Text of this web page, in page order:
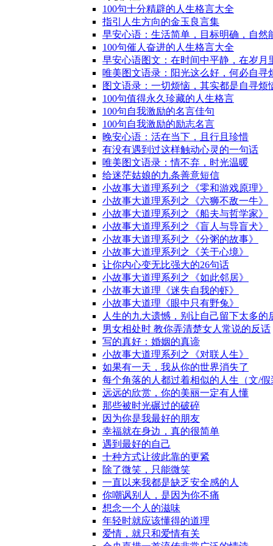
100句十分精辟的人生格言大全
指引人生方向的金玉良言集
早安心语：生活简单，目标明确，自然
100句催人奋进的人生格言大全
早安心语图文：在时间中平静，在岁月
唯美图文语录：阳光这么好，何必自寻
图文语录：一切烦恼，其实都是自寻烦
100句值得永久珍藏的人生格言
100句自我激励的名言佳句
100句自我激励的励志名言
晚安心语：活在当下，且行且珍惜
有没有遇到过这样触动心灵的一句话
唯美图文语录：情不弃，时光温暖
给迷茫姑娘的九条善意短信
小故事大道理系列之《零和游戏原理》
小故事大道理系列之《六狮不敌一牛》
小故事大道理系列之《船夫与哲学家》
小故事大道理系列之《盲人与导盲犬》
小故事大道理系列之《分粥的故事》
小故事大道理系列之《关于心境》
让你内心变无比强大的26句话
小故事大道理系列之《如此邻居》
小故事大道理《迷失自我的虾》
小故事大道理《眼中只有野兔》
人生的九大遗憾，别让自己留下太多的
男女相处时 教你弄清楚女人常说的反话
写的真好：婚姻的真谛
小故事大道理系列之《对联人生》
如果有一天，我从你的世界消失了
每个角落的人都过着相似的人生（文/假
远远的欣赏，你的美丽一定有人懂
那些被时光碾过的破碎
因为你是我最好的朋友
幸福就在身边，真的很简单
遇到最好的自己
十种方式让彼此靠的更紧
除了微笑，只能微笑
一直以来我都是缺乏安全感的人
你嘲讽别人，是因为你不痛
想念一个人的滋味
年轻时就应该懂得的道理
爱情，就只和爱情有关